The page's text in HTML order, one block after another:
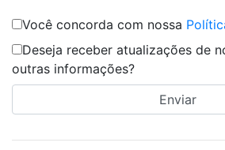
Você concorda com nossa
Deseja receber atualizações de
outras informações?